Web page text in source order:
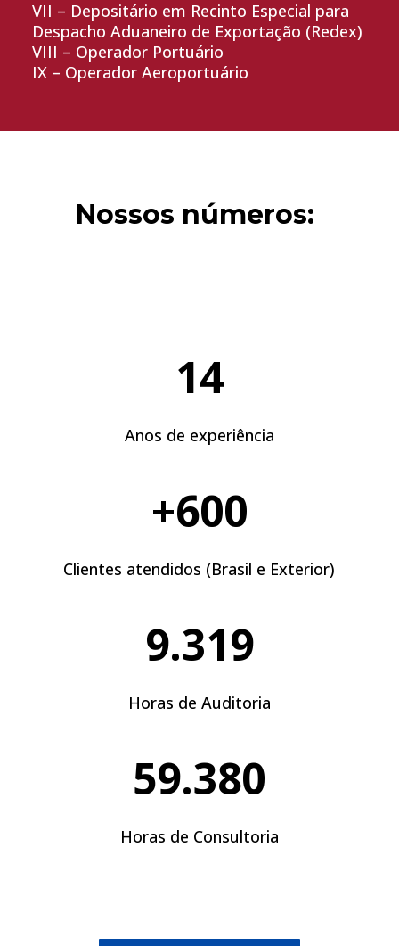
VII – Depositário em Recinto Especial para
Despacho Aduaneiro de Exportação (Redex)
VIII – Operador Portuário
IX – Operador Aeroportuário
Nossos números:
14
Anos de experiência
+600
Clientes atendidos (Brasil e Exterior)
9.319
Horas de Auditoria
59.380
Horas de Consultoria